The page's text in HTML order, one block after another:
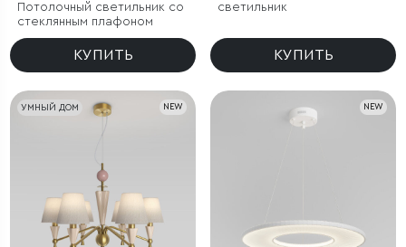
Потолочный светильник со
стеклянным плафоном
КУПИТЬ
светильник
КУПИТЬ
УМНЫЙ ДОМ NEW NEW